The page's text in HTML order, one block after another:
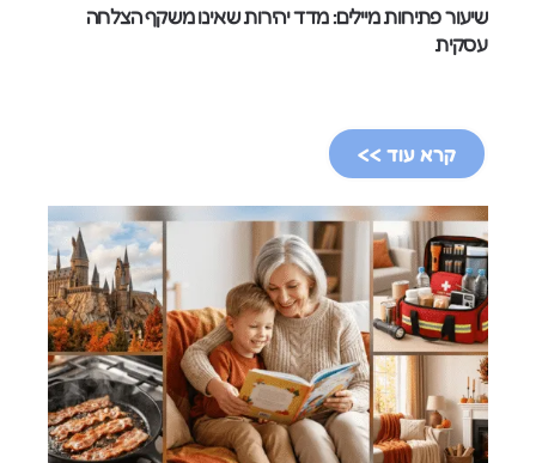
שיעור פתיחות מיילים: מדד יהירות שאינו משקף הצלחה
עסקית
קרא עוד >>